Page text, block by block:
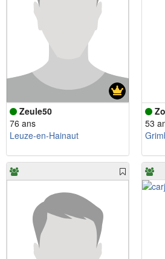
Zeule50
76 ans
Leuze-en-Hainaut
53